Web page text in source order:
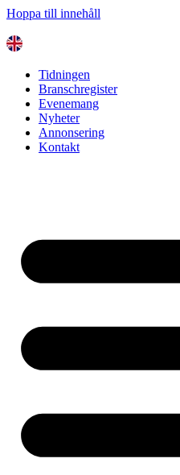
Hoppa till innehåll
Tidningen
Branschregister
Evenemang
Nyheter
Annonsering
Kontakt